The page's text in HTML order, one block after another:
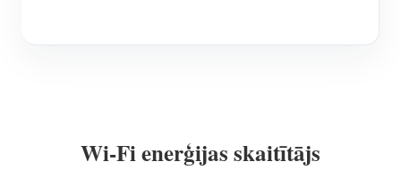
Wi-Fi enerģijas skaitītājs